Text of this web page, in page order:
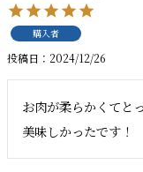
購入者
投稿日 2024/12/26
お肉が柔らかくてと
美味しかったです！